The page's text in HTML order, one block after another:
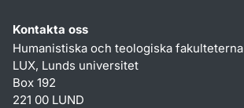
Kontakta oss
Humanistiska och teologiska fakulteterna
LUX, Lunds universitet
Box 192
221 00 LUND